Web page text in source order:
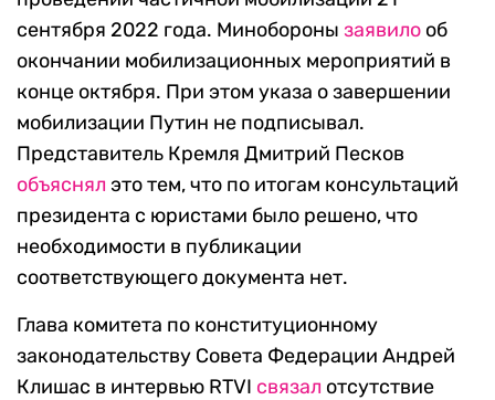
сентября 2022 года. Минобороны заявило об
окончании мобилизационных мероприятий в
конце октября. При этом указа о завершении
мобилизации Путин не подписывал.
Представитель Кремля Дмитрий Песков
объяснял это тем, что по итогам консультаций
президента с юристами было решено, что
необходимости в публикации
соответствующего документа нет.
Глава комитета по конституционному
законодательству Совета Федерации Андрей
Клишас в интервью RTVI связал отсутствие